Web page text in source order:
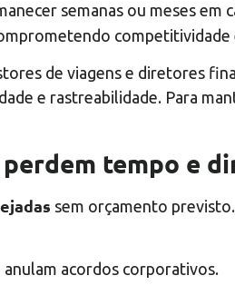
semanas ou meses
de viagens e diretores
e rastreabilidade. Para
tempo e
sem orçamento previsto.
anulam acordos corporativos.